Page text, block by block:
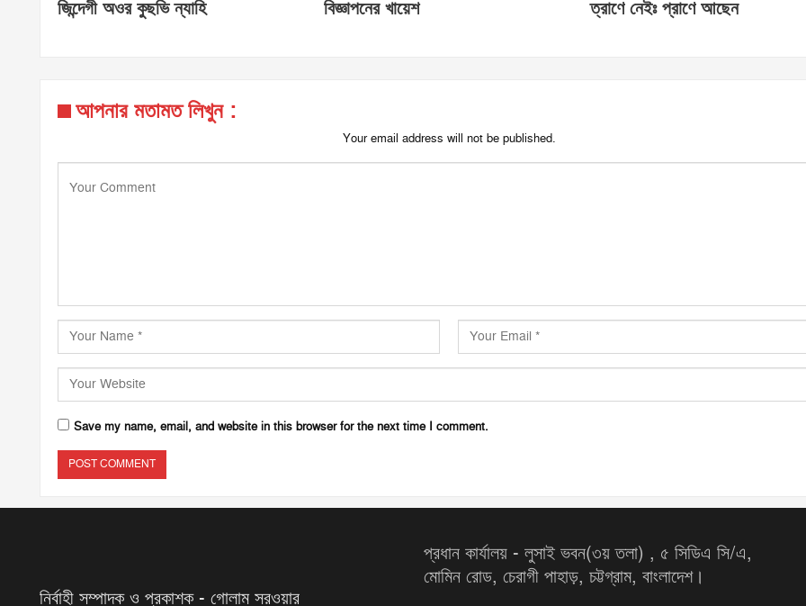
জিন্দেগী অওর কুছভি ন্যাহি বিজ্ঞাপনের খায়েশ ত্রাণে নেইঃ প্রাণে আছেন
আপনার মতামত লিখুন :
Your email address will not be published.
Save my name, email, and website in this browser for the next time I comment.
নির্বাহী সম্পাদক ও প্রকাশক - গোলাম সরওয়ার
প্রধান কার্যালয় - লুসাই ভবন(৩য় তলা) , ৫ সিডিএ সি/এ,
মোমিন রোড, চেরাগী পাহাড়, চট্টগ্রাম, বাংলাদেশ।